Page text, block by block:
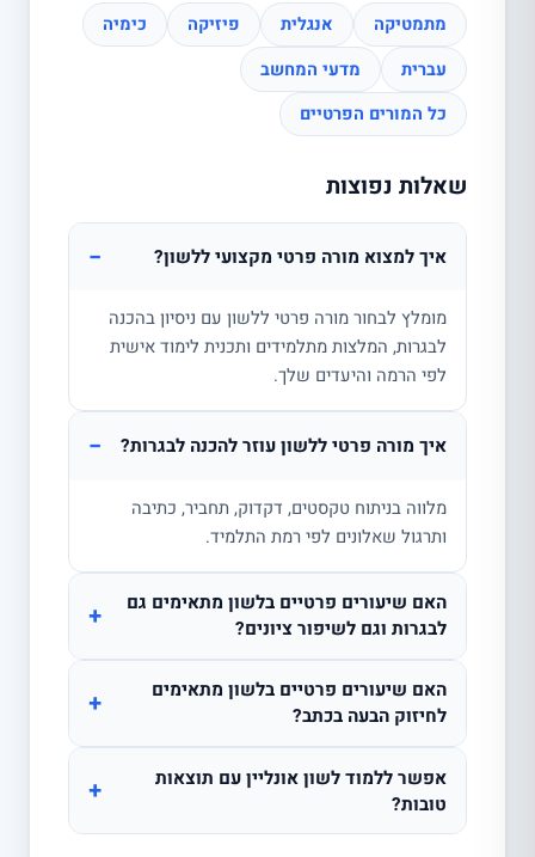
מתמטיקה אנגלית פיזיקה
כימיה
עברית
מדעי המחשב
כל המורים הפרטיים
שאלות נפוצות
איך למצוא מורה פרטי מקצועי ללשון? −
מומלץ לבחור מורה פרטי ללשון עם ניסיון בהכנה
לבגרות, המלצות מתלמידים ותכנית לימוד אישית
לפי הרמה והיעדים שלך.
איך מורה פרטי ללשון עוזר להכנה לבגרות? −
מלווה בניתוח טקסטים, דקדוק, תחביר, כתיבה
ותרגול שאלונים לפי רמת התלמיד.
האם שיעורים פרטיים בלשון מתאימים גם
לבגרות וגם לשיפור ציונים?
+
האם שיעורים פרטיים בלשון מתאימים
לחיזוק הבעה בכתב?
+
אפשר ללמוד לשון אונליין עם תוצאות
טובות?
+